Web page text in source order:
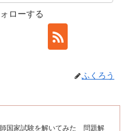
ローする
ふくろう
国家試験を解いてみた 問題解